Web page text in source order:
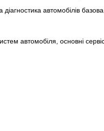
автомобілів
автомобіля, основні